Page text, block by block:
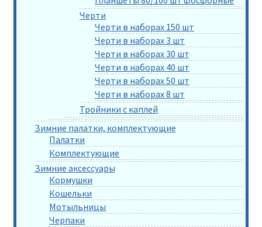
Черти
Черти в наборах 150 шт
Черти в наборах 3 шт
Черти в наборах 30 шт
Черти в наборах 40 шт
Черти в наборах 50 шт
Черти в наборах 8 шт
Тройники с каплей
Зимние палатки, комплектующие
Палатки
Комплектующие
Зимние аксессуары
Кормушки
Кошельки
Мотыльницы
Черпаки